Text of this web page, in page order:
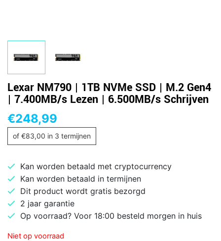
Lexar NM790 | 1TB NVMe SSD | M.2 Gen4
| 7.400MB/s Lezen | 6.500MB/s Schrijven
€248,99
of €83,00 in 3 termijnen
Kan worden betaald met cryptocurrency
Kan worden betaald in termijnen
Dit product wordt gratis bezorgd
2 jaar garantie
Op voorraad? Voor 18:00 besteld morgen in huis
Niet op voorraad